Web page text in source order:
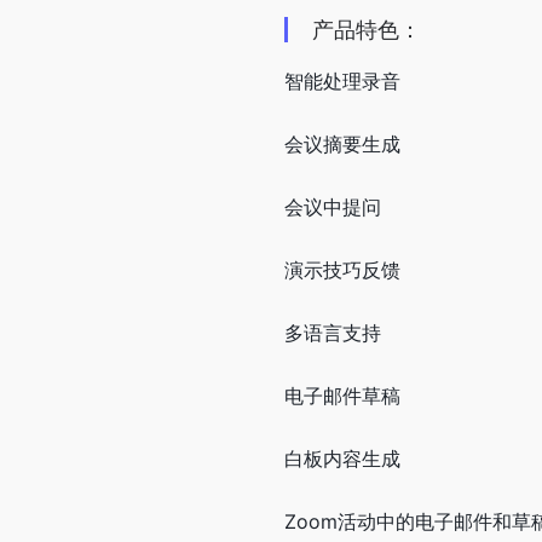
产品特色：
智能处理录音
会议摘要生成
会议中提问
演示技巧反馈
多语言支持
电子邮件草稿
白板内容生成
Zoom活动中的电子邮件和草